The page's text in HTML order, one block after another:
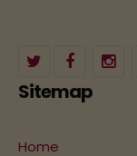
Sitemap
Home